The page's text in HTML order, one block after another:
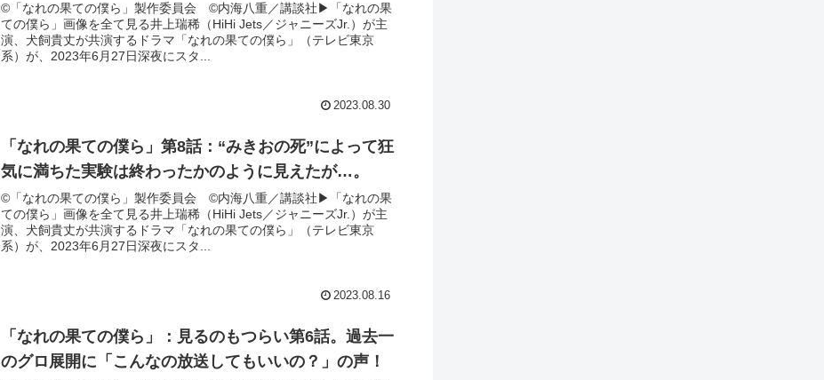
©「なれの果ての僕ら」製作委員会 ©内海八重／講談社▶︎「なれの果
ての僕ら」画像を全て見る井上瑞稀（HiHi Jets／ジャニーズJr.）が主
演、犬飼貴丈が共演するドラマ「なれの果ての僕ら」（テレビ東京
系）が、2023年6月27日深夜にスタ...
2023.08.30
「なれの果ての僕ら」第8話：“みきおの死”によって狂
気に満ちた実験は終わったかのように見えたが…。
©「なれの果ての僕ら」製作委員会 ©内海八重／講談社▶︎「なれの果
ての僕ら」画像を全て見る井上瑞稀（HiHi Jets／ジャニーズJr.）が主
演、犬飼貴丈が共演するドラマ「なれの果ての僕ら」（テレビ東京
系）が、2023年6月27日深夜にスタ...
2023.08.16
「なれの果ての僕ら」：見るのもつらい第6話。過去一
のグロ展開に「こんなの放送してもいいの？」の声！